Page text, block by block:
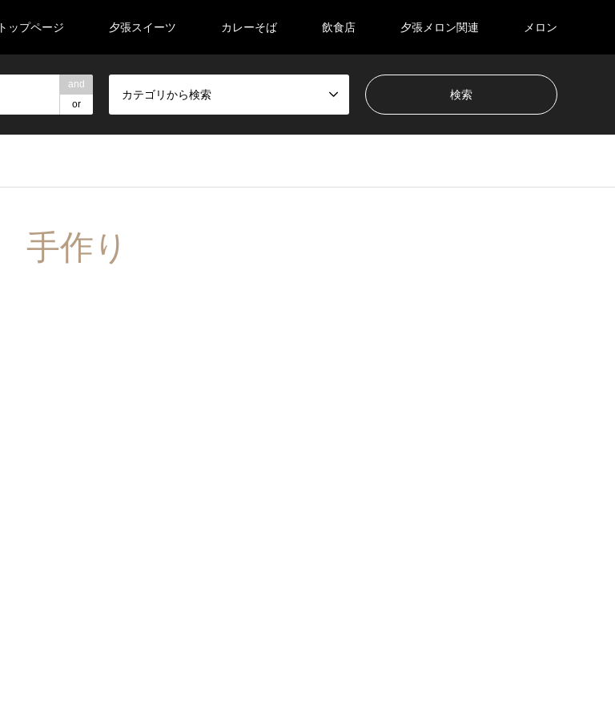
トップページ 夕張スイーツ カレーそば 飲食店 夕張メロン関連 メロン
and
or
カテゴリから検索
手作り